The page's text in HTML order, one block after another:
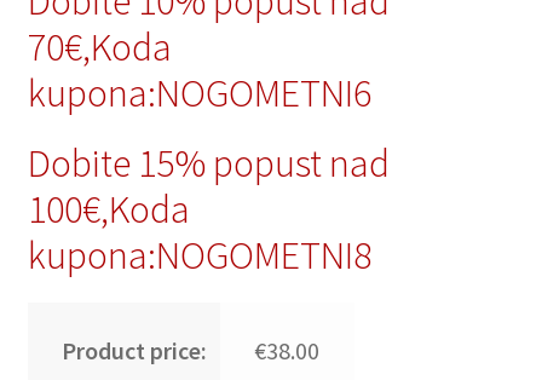
70€,Koda
kupona:NOGOMETNI6
Dobite 15% popust nad
100€,Koda
kupona:NOGOMETNI8
Product price: €38.00